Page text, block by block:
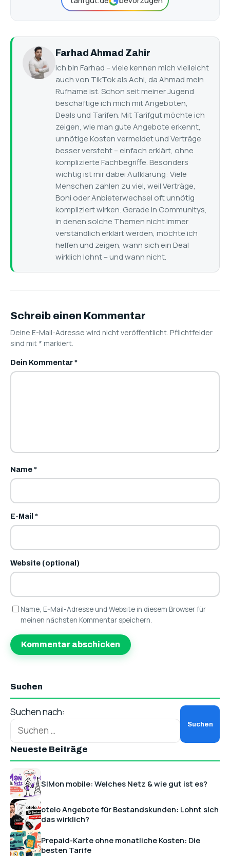
Farhad Ahmad Zahir
Ich bin Farhad – viele kennen mich vielleicht
auch von TikTok als Achi, da Ahmad mein
Rufname ist. Schon seit meiner Jugend
beschäftige ich mich mit Angeboten,
Deals und Tarifen. Mit Tarifgut möchte ich
zeigen, wie man gute Angebote erkennt,
unnötige Kosten vermeidet und Verträge
besser versteht – einfach erklärt, ohne
komplizierte Fachbegriffe. Besonders
wichtig ist mir dabei Aufklärung: Viele
Menschen zahlen zu viel, weil Verträge,
Boni oder Anbieterwechsel oft unnötig
kompliziert wirken. Gerade in Communitys,
in denen solche Themen nicht immer
verständlich erklärt werden, möchte ich
helfen und zeigen, wann sich ein Deal
wirklich lohnt – und wann nicht.
Schreib einen Kommentar
Deine E-Mail-Adresse wird nicht veröffentlicht. Pflichtfelder
sind mit * markiert.
Dein Kommentar*
Name*
E-Mail *
Website (optional)
Name, E-Mail-Adresse und Website in diesem Browser für
meinen nächsten Kommentar speichern.
Suchen
Suchen nach:
Neueste Beiträge
SIMon mobile: Welches Netz & wie gut ist es?
otelo Angebote für Bestandskunden: Lohnt sich
das wirklich?
Prepaid-Karte ohne monatliche Kosten: Die
besten Tarife